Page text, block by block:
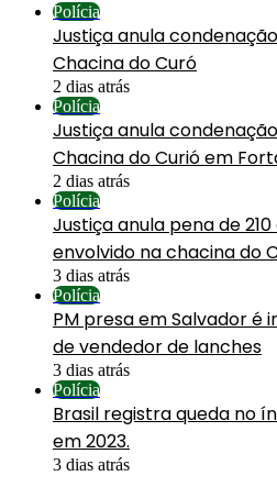
Polícia
Justiça anula
Chacina do Curó
2 dias atrás
Polícia
Justiça anula
Chacina do Curió em
2 dias atrás
Polícia
Justiça anula pena de
envolvido na chacina do
3 dias atrás
Polícia
PM presa em Salvador é
de vendedor de lanches
3 dias atrás
Polícia
Brasil registra queda no
em 2023.
3 dias atrás